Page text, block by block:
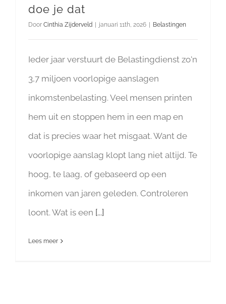
doe je dat
Door Cinthia Zijderveld | januari 11th, 2026 | Belastingen
Ieder jaar verstuurt de Belastingdienst zo'n
3,7 miljoen voorlopige aanslagen
inkomstenbelasting. Veel mensen printen
hem uit en stoppen hem in een map en
dat is precies waar het misgaat. Want de
voorlopige aanslag klopt lang niet altijd. Te
hoog, te laag, of gebaseerd op een
inkomen van jaren geleden. Controleren
loont. Wat is een [...]
Lees meer